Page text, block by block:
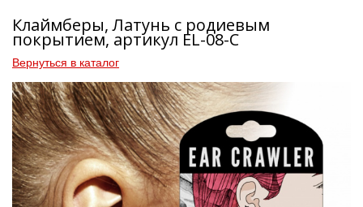
Клаймберы, Латунь с родиевым
покрытием, артикул EL-08-C
Вернуться в каталог